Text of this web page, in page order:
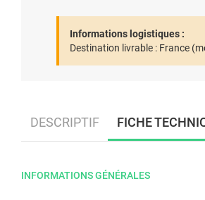
Informations logistiques :
Destination livrable : France
DESCRIPTIF FICHE
INFORMATIONS GÉNÉRALES